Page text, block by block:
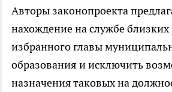
Авторы законопроекта
нахождение на службе
избранного главы
образования и исключить
назначения таковых на